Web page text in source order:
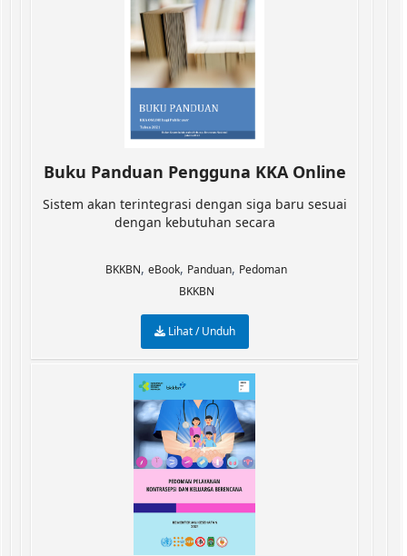
Buku Panduan Pengguna KKA Online
Sistem akan terintegrasi dengan siga baru sesuai
dengan kebutuhan secara
BKKBN, eBook, Panduan, Pedoman
BKKBN
Lihat / Unduh